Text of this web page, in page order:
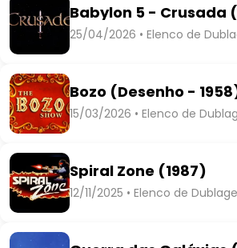
Babylon 5 - Crusada
25/04/2026 • Elenco de
Bozo (Desenho -
15/03/2026 • Elenco de
Spiral Zone (1987)
12/11/2025 • Elenco de